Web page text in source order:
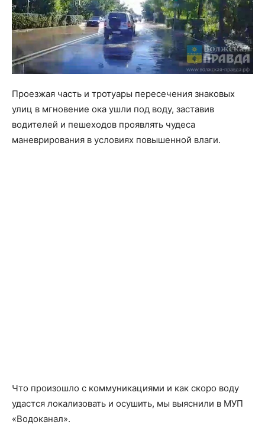
Проезжая часть и тротуары пересечения знаковых
улиц в мгновение ока ушли под воду, заставив
водителей и пешеходов проявлять чудеса
маневрирования в условиях повышенной влаги.
Что произошло с коммуникациями и как скоро воду
удастся локализовать и осушить, мы выяснили в МУП
«Водоканал».